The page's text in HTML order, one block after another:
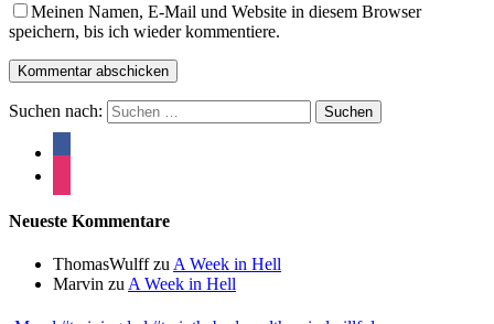
Meinen Namen, E-Mail und Website in diesem Browser
speichern, bis ich wieder kommentiere.
Suchen nach:
Neueste Kommentare
ThomasWulffzu A Week in Hell
Marvin zu A Week in Hell